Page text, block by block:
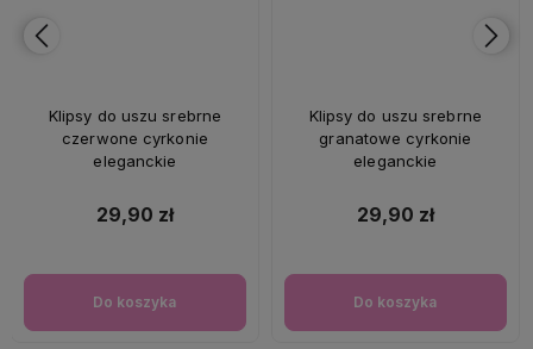
Klipsy do uszu srebrne
czerwone cyrkonie
eleganckie
29,90 zł
Do koszyka
Klipsy do uszu srebrne
granatowe cyrkonie
eleganckie
29,90 zł
Do koszyka